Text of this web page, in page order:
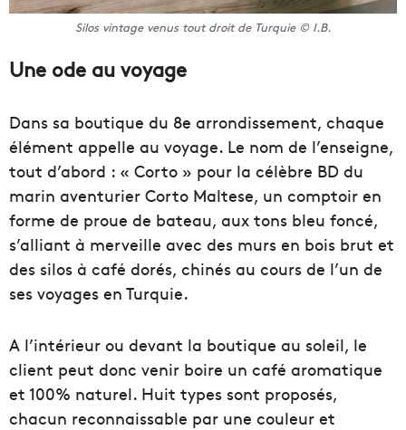
Silos vintage venus tout droit de Turquie © I.B.
Une ode au voyage
Dans sa boutique du 8e arrondissement, chaque
élément appelle au voyage. Le nom de l’enseigne,
tout d’abord : « Corto » pour la célèbre BD du
marin aventurier Corto Maltese, un comptoir en
forme de proue de bateau, aux tons bleu foncé,
s’alliant à merveille avec des murs en bois brut et
des silos à café dorés, chinés au cours de l’un de
ses voyages en Turquie.
A l’intérieur ou devant la boutique au soleil, le
client peut donc venir boire un café aromatique
et 100% naturel. Huit types sont proposés,
chacun reconnaissable par une couleur et